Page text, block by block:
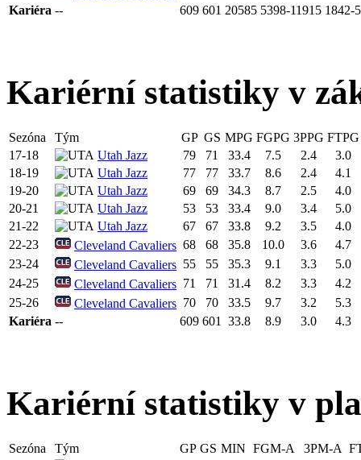
Kariéra -- 609 601 20585 5398-11915 1842-
Kariérní statistiky v
Sezóna Tým GP GS MPG FGPG 3PPG FTPG
17-18
Utah Jazz 79 71 33.4 7.5 2.4
3.0
18-19
Utah Jazz 77 77 33.7 8.6 2.4
4.1
19-20
Utah Jazz 69 69 34.3 8.7 2.5
4.0
20-21
Utah Jazz 53 53 33.4 9.0 3.4
5.0
21-22
Utah Jazz 67 67 33.8 9.2 3.5
4.0
22-23
Cleveland Cavaliers 68 68 35.8 10.0 3.6
4.7
23-24
Cleveland Cavaliers 55 55 35.3 9.1 3.3
5.0
24-25
Cleveland Cavaliers 71 71 31.4 8.2 3.3
4.2
25-26
Cleveland Cavaliers 70 70 33.5 9.7 3.2
5.3
Kariéra -- 609 601 33.8 8.9 3.0 4.3
Kariérní statistiky v
Sezóna Tým GP GS MIN FGM-A 3PM-A